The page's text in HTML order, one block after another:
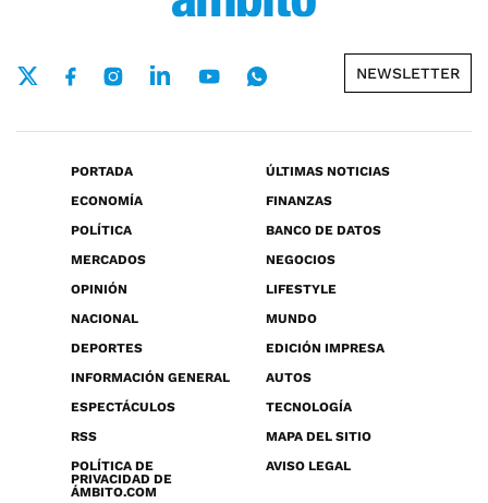
NEWSLETTER
PORTADA
ÚLTIMAS NOTICIAS
ECONOMÍA
FINANZAS
POLÍTICA
BANCO DE DATOS
MERCADOS
NEGOCIOS
OPINIÓN
LIFESTYLE
NACIONAL
MUNDO
DEPORTES
EDICIÓN IMPRESA
INFORMACIÓN GENERAL
AUTOS
ESPECTÁCULOS
TECNOLOGÍA
RSS
MAPA DEL SITIO
POLÍTICA DE
PRIVACIDAD DE
ÁMBITO.COM
AVISO LEGAL